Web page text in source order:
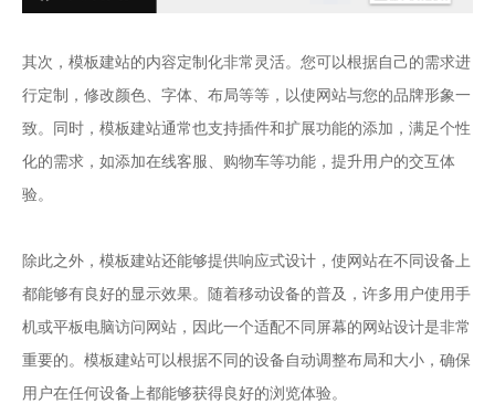
其次，模板建站的内容定制化非常灵活。您可以根据自己的需求进
行定制，修改颜色、字体、布局等等，以使网站与您的品牌形象一
致。同时，模板建站通常也支持插件和扩展功能的添加，满足个性
化的需求，如添加在线客服、购物车等功能，提升用户的交互体
验。
除此之外，模板建站还能够提供响应式设计，使网站在不同设备上
都能够有良好的显示效果。随着移动设备的普及，许多用户使用手
机或平板电脑访问网站，因此一个适配不同屏幕的网站设计是非常
重要的。模板建站可以根据不同的设备自动调整布局和大小，确保
用户在任何设备上都能够获得良好的浏览体验。